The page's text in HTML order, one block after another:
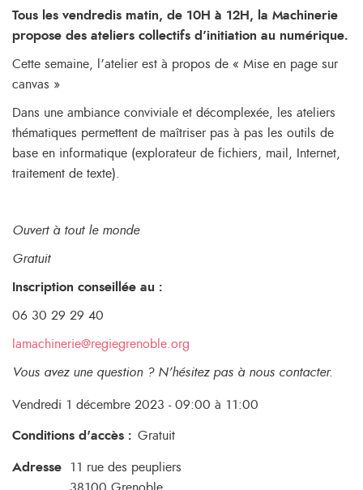
Tous les vendredis matin, de 10H à 12H, la Machinerie
propose des ateliers collectifs d’initiation au numérique.
Cette semaine, l’atelier est à propos de « Mise en page sur
canvas »
Dans une ambiance conviviale et décomplexée, les ateliers
thématiques permettent de maîtriser pas à pas les outils de
base en informatique (explorateur de fichiers, mail, Internet,
traitement de texte).
Ouvert à tout le monde
Gratuit
Inscription conseillée au :
06 30 29 29 40
lamachinerie@regiegrenoble.org
Vous avez une question ? N’hésitez pas à nous contacter.
Vendredi 1 décembre 2023 - 09:00 à 11:00
Conditions d'accès : Gratuit
Adresse
11 rue des peupliers